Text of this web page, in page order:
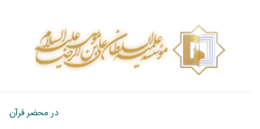
در محضر قرآن